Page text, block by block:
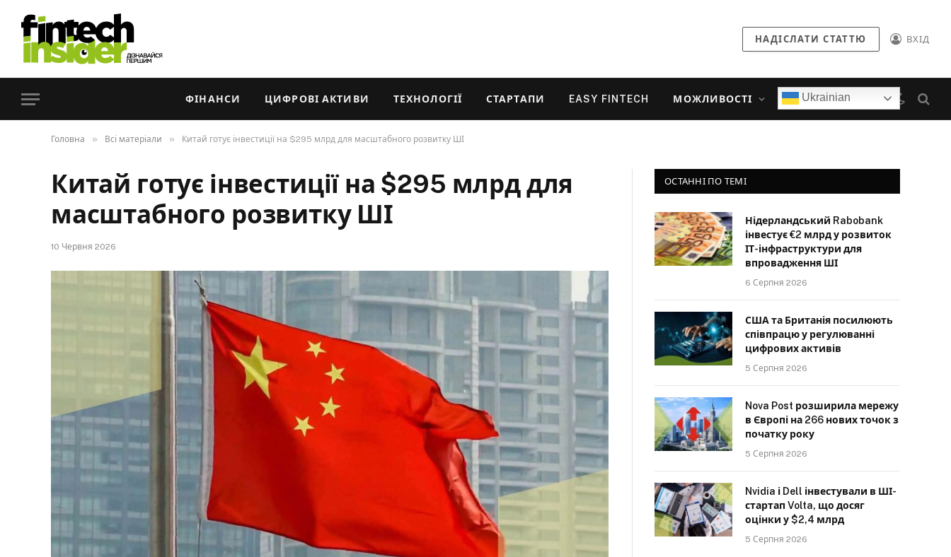
НАДІСЛАТИ СТАТТЮ ВХІД
ФІНАНСИ ЦИФРОВІ АКТИВИ ТЕХНОЛОГІЇ СТАРТАПИ EASY FINTECH МОЖЛИВОСТІ Ukrainian
Головна » Всі матеріали » Китай готує інвестиції на $295 млрд для масштабного розвитку ШІ
Китай готує інвестиції на $295 млрд для
масштабного розвитку ШІ
10 Червня 2026
ОСТАННІ ПО ТЕМІ
Нідерландський Rabobank
інвестує €2 млрд у розвиток
ІТ-інфраструктури для
впровадження ШІ
6 Серпня 2026
США та Британія посилюють
співпрацю у регулюванні
цифрових активів
5 Серпня 2026
Nova Post розширила мережу
в Європі на 266 нових точок з
початку року
5 Серпня 2026
Nvidia і Dell інвестували в ШІ-
стартап Volta, що досяг
оцінки у $2,4 млрд
5 Серпня 2026